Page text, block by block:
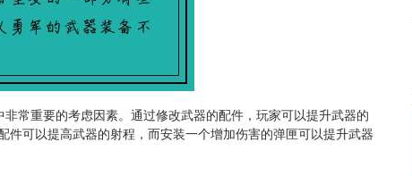
常重要的考虑因素。通过修改武器的配件，玩家可以提升武器的
件可以提高武器的射程，而安装一个增加伤害的弹匣可以提升武器